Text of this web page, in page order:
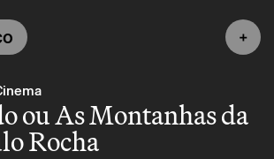
ou As Montanhas da
Rocha